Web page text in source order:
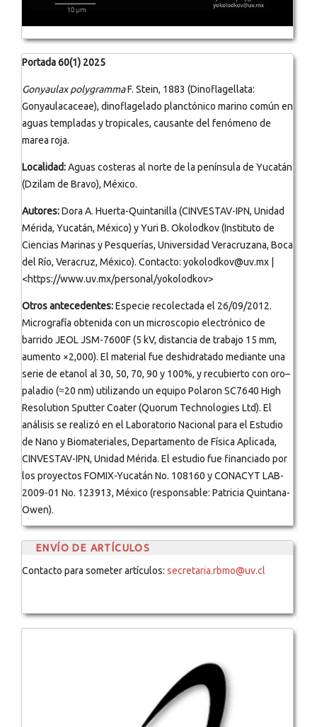
Portada 60(1) 2025
Gonyaulax polygrammaF. Stein, 1883 (Dinoflagellata:
Gonyaulacaceae), dinoflagelado planctónico marino común en
aguas templadas y tropicales, causante del fenómeno de
marea roja.
Localidad:Aguas costeras al norte de la península de Yucatán
(Dzilam de Bravo), México.
Autores:Dora A. Huerta-Quintanilla (CINVESTAV-IPN, Unidad
Mérida, Yucatán, México) y Yuri B. Okolodkov (Instituto de
Ciencias Marinas y Pesquerías, Universidad Veracruzana, Boca
del Río, Veracruz, México). Contacto: yokolodkov@uv.mx |
<https://www.uv.mx/personal/yokolodkov>
Otros antecedentes:Especie recolectada el 26/09/2012.
Micrografía obtenida con un microscopio electrónico de
barrido JEOL JSM-7600F (5 kV, distancia de trabajo 15 mm,
aumento ×2,000). El material fue deshidratado mediante una
serie de etanol al 30, 50, 70, 90 y 100%, y recubierto con oro–
paladio (≈20 nm) utilizando un equipo Polaron SC7640 High
Resolution Sputter Coater (Quorum Technologies Ltd). El
análisis se realizó en el Laboratorio Nacional para el Estudio
de Nano y Biomateriales, Departamento de Física Aplicada,
CINVESTAV-IPN, Unidad Mérida. El estudio fue financiado por
los proyectos FOMIX-Yucatán No. 108160 y CONACYT LAB-
2009-01 No. 123913, México (responsable: Patricia Quintana-
Owen).
ENVÍO DE ARTÍCULOS
Contacto para someter artículos: secretaria.rbmo@uv.cl